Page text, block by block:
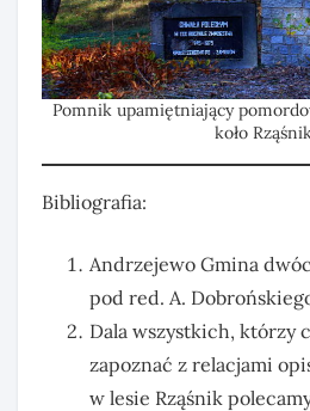
Pomnik upamiętniający
koło
Bibliografia:
Andrzejewo Gmina
pod red. A.
Dala wszystkich, którzy
zapoznać z relacjami
w lesie Rząśnik